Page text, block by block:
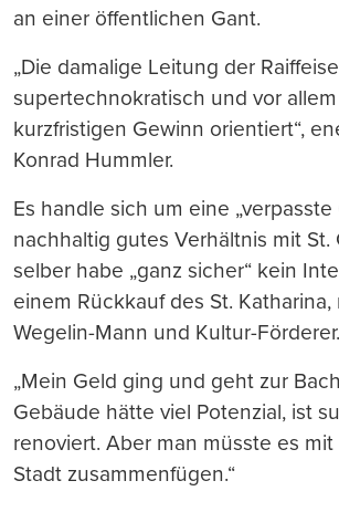
an einer öffentlichen Gant.
„Die damalige Leitung der
supertechnokratisch und vor allem
kurzfristigen Gewinn orientiert“,
Konrad Hummler.
Es handle sich um eine
nachhaltig gutes Verhältnis mit St.
selber habe „ganz sicher“ kein
einem Rückkauf des St.
Wegelin-Mann und Kultur-Förderer.
„Mein Geld ging und geht zur
Gebäude hätte viel Potenzial, ist
renoviert. Aber man müsste es
Stadt zusammenfügen.“